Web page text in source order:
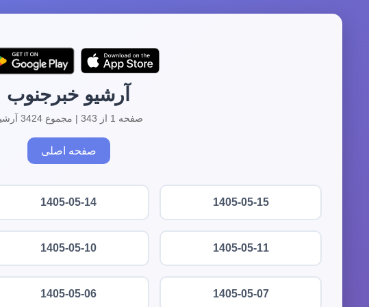
آرشیو خبرجنوب
صفحه 1 از 343 | مجموع 3424 آرشیو
صفحه اصلی
1405-05-15
1405-05-14
1405-05-11
1405-05-10
1405-05-07
1405-05-06